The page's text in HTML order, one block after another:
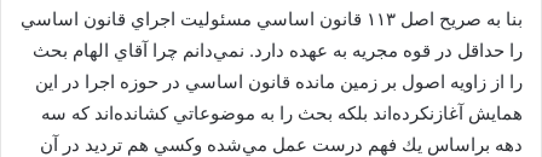
بنا به صريح اصل ۱۱۳ قانون اساسي مسئوليت اجراي قانون اساسي
را حداقل در قوه مجريه به عهده دارد. نمي‌دانم چرا آقاي الهام بحث
را از زاويه اصول بر زمين مانده قانون اساسي در حوزه اجرا در اين
همايش آغازنكرده‌اند بلكه بحث را به موضوعاتي كشانده‌اند كه سه
دهه براساس يك فهم درست عمل مي‌شده وكسي هم ترديد در آن